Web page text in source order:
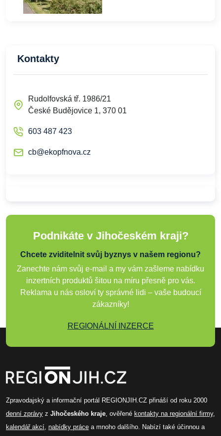
Kontakty
Rudolfovská tř. 1986/21
České Budějovice 1, 370 01
603 487 423
cb@ekopfnova.cz
Podnikáte v Jihočeském kraji?
Chcete zviditelnit svůj byznys v našem regionu?
Zanechte nám svůj e-mail a my vám zašleme nabídku
inzertních produktů šitou na míru přesně pro vás.
Reklama u nás osloví ty správné lidi – vaše budoucí
zákazníky!
REGIONÁLNÍ INZERCE
Zpravodajský a informační portál REGIONJIH.CZ přináší od roku 2000
denní zprávy z Jihočeského kraje, ověřené kontakty na regionální firmy,
kalendář akcí, nabídky práce a mnoho dalšího. Nabízí také účinnou a